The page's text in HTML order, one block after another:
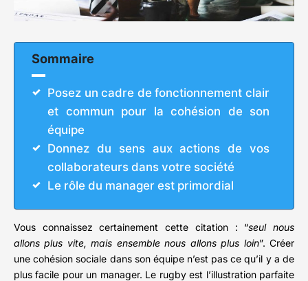
Sommaire
Posez un cadre de fonctionnement clair
et commun pour la cohésion de son
équipe
Donnez du sens aux actions de vos
collaborateurs dans votre société
Le rôle du manager est primordial
Vous connaissez certainement cette citation : “seul nous
allons plus vite, mais ensemble nous allons plus loin”. Créer
une cohésion sociale dans son équipe n’est pas ce qu’il y a de
plus facile pour un manager. Le rugby est l’illustration parfaite